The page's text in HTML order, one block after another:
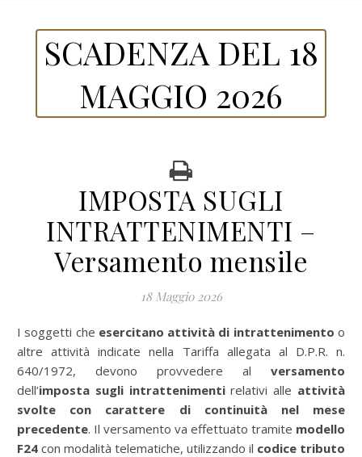
SCADENZA DEL 18
MAGGIO 2026
IMPOSTA SUGLI
INTRATTENIMENTI –
Versamento mensile
18 Maggio 2026
I soggetti che esercitano attività di intrattenimento o
altre attività indicate nella Tariffa allegata al D.P.R. n.
640/1972, devono provvedere al versamento
dell’imposta sugli intrattenimentirelativi alle attività
svolte con carattere di continuità nel mese
precedente. Il versamento va effettuato tramite modello
F24 con modalità telematiche, utilizzando il codice tributo